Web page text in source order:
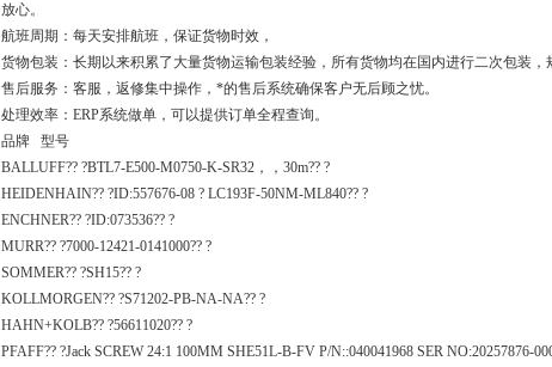
放心。
航班周期：每天安排航班，保证货物时效，
货物包装：长期以来积累了大量货物运输包装经验，所有货物均在国内进行二次包装，
售后服务：客服，返修集中操作，*的售后系统确保客户无后顾之忧。
处理效率：ERP系统做单，可以提供订单全程查询。
品牌 型号
BALLUFF?? ?BTL7-E500-M0750-K-SR32，，30m?? ?
HEIDENHAIN?? ?ID:557676-08 ? LC193F-50NM-ML840?? ?
ENCHNER?? ?ID:073536?? ?
MURR?? ?7000-12421-0141000?? ?
SOMMER?? ?SH15?? ?
KOLLMORGEN?? ?S71202-PB-NA-NA?? ?
HAHN+KOLB?? ?56611020?? ?
PFAFF?? ?Jack SCREW 24:1 100MM SHE51L-B-FV P/N::040041968 SER NO:20257876-